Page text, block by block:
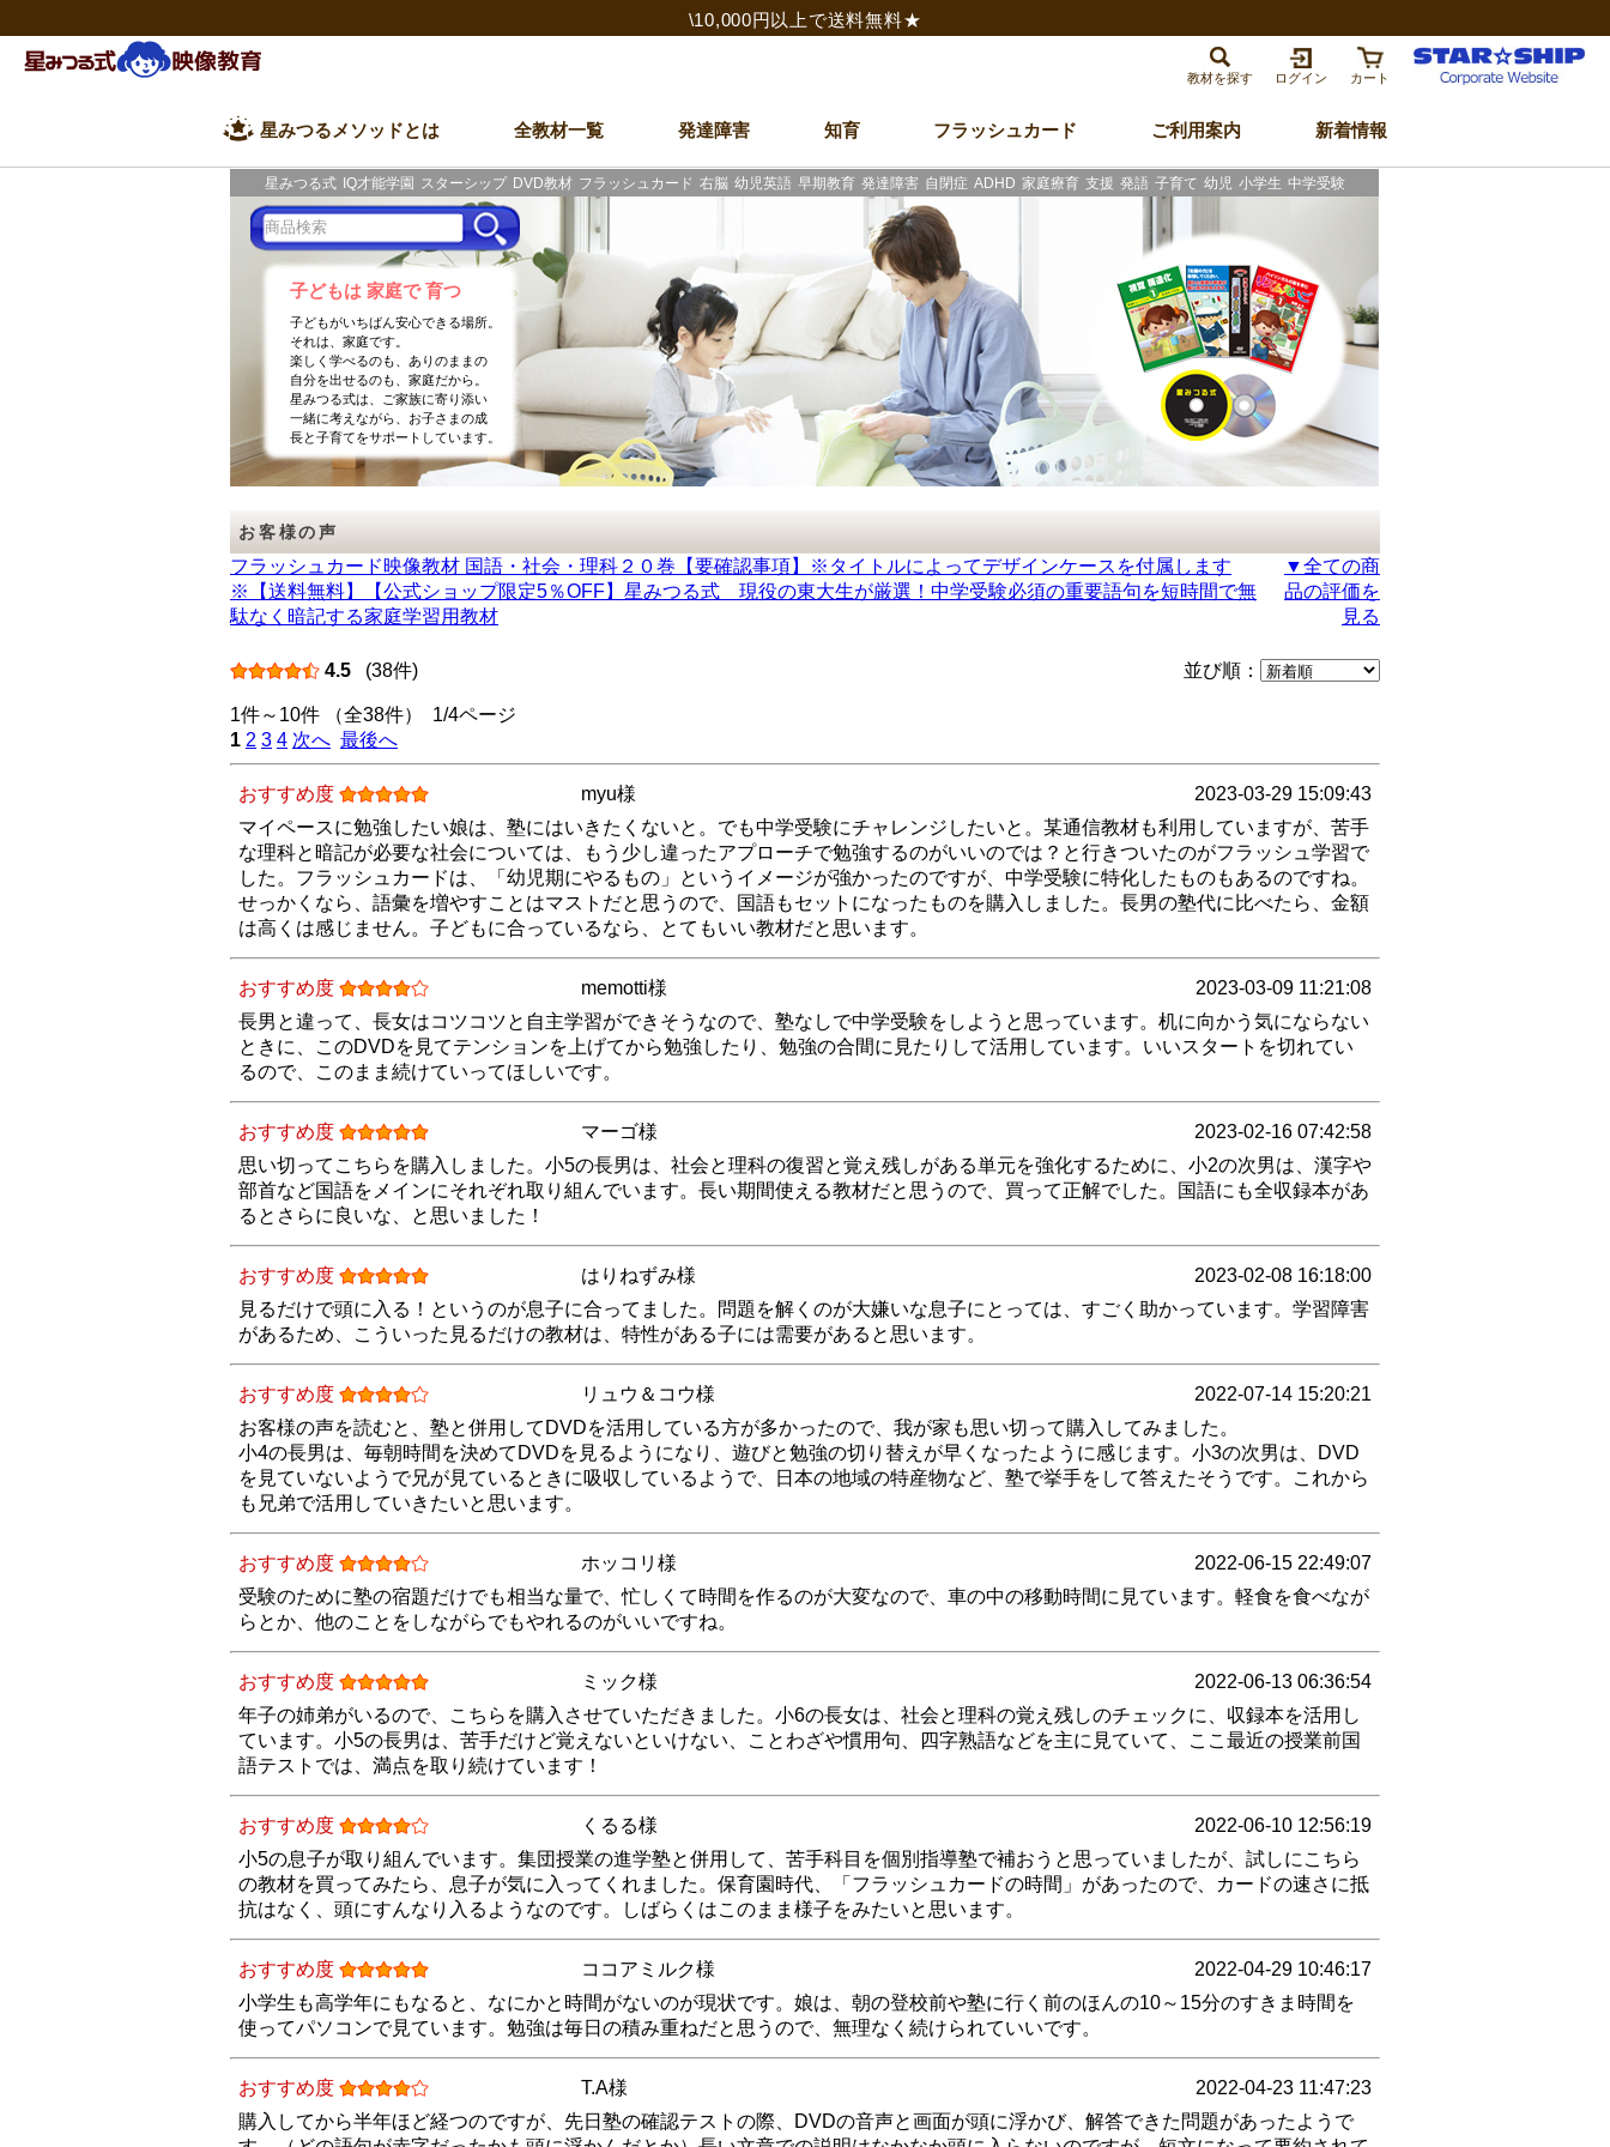
\10,000円以上で送料無料★
教材を探す ログイン カート
星みつるメソッドとは 全教材一覧 発達障害 知育 フラッシュカード ご利用案内 新着情報
星みつる式 IQ才能学園 スターシップ DVD教材 フラッシュカード 右脳 幼児英語 早期教育 発達障害 自閉症 ADHD 家庭療育 支援 発語 子育て 幼児 小学生 中学受験
子どもは 家庭で 育つ
子どもがいちばん安心できる場所。
それは、家庭です。
楽しく学べるのも、ありのままの
自分を出せるのも、家庭だから。
星みつる式は、ご家族に寄り添い
一緒に考えながら、お子さまの成
長と子育てをサポートしています。
お客様の声
フラッシュカード映像教材 国語・社会・理科２０巻【要確認事項】※タイトルによってデザインケースを付属します
※【送料無料】【公式ショップ限定5％OFF】星みつる式 現役の東大生が厳選！中学受験必須の重要語句を短時間で無
駄なく暗記する家庭学習用教材
▼全ての商
品の評価を
見る
4.5 (38件) 並び順：
1件～10件 （全38件） 1/4ページ
1 2 3 4 次へ 最後へ
おすすめ度 myu様
2023-03-29 15:09:43
マイペースに勉強したい娘は、塾にはいきたくないと。でも中学受験にチャレンジしたいと。某通信教材も利用していますが、苦手
な理科と暗記が必要な社会については、もう少し違ったアプローチで勉強するのがいいのでは？と行きついたのがフラッシュ学習で
した。フラッシュカードは、「幼児期にやるもの」というイメージが強かったのですが、中学受験に特化したものもあるのですね。
せっかくなら、語彙を増やすことはマストだと思うので、国語もセットになったものを購入しました。長男の塾代に比べたら、金額
は高くは感じません。子どもに合っているなら、とてもいい教材だと思います。
おすすめ度 memotti様
2023-03-09 11:21:08
長男と違って、長女はコツコツと自主学習ができそうなので、塾なしで中学受験をしようと思っています。机に向かう気にならない
ときに、このDVDを見てテンションを上げてから勉強したり、勉強の合間に見たりして活用しています。いいスタートを切れてい
るので、このまま続けていってほしいです。
おすすめ度 マーゴ様
2023-02-16 07:42:58
思い切ってこちらを購入しました。小5の長男は、社会と理科の復習と覚え残しがある単元を強化するために、小2の次男は、漢字や
部首など国語をメインにそれぞれ取り組んでいます。長い期間使える教材だと思うので、買って正解でした。国語にも全収録本があ
るとさらに良いな、と思いました！
おすすめ度 はりねずみ様
2023-02-08 16:18:00
見るだけで頭に入る！というのが息子に合ってました。問題を解くのが大嫌いな息子にとっては、すごく助かっています。学習障害
があるため、こういった見るだけの教材は、特性がある子には需要があると思います。
おすすめ度 リュウ＆コウ様
2022-07-14 15:20:21
お客様の声を読むと、塾と併用してDVDを活用している方が多かったので、我が家も思い切って購入してみました。
小4の長男は、毎朝時間を決めてDVDを見るようになり、遊びと勉強の切り替えが早くなったように感じます。小3の次男は、DVD
を見ていないようで兄が見ているときに吸収しているようで、日本の地域の特産物など、塾で挙手をして答えたそうです。これから
も兄弟で活用していきたいと思います。
おすすめ度 ホッコリ様
2022-06-15 22:49:07
受験のために塾の宿題だけでも相当な量で、忙しくて時間を作るのが大変なので、車の中の移動時間に見ています。軽食を食べなが
らとか、他のことをしながらでもやれるのがいいですね。
おすすめ度 ミック様
2022-06-13 06:36:54
年子の姉弟がいるので、こちらを購入させていただきました。小6の長女は、社会と理科の覚え残しのチェックに、収録本を活用し
ています。小5の長男は、苦手だけど覚えないといけない、ことわざや慣用句、四字熟語などを主に見ていて、ここ最近の授業前国
語テストでは、満点を取り続けています！
おすすめ度 くるる様
2022-06-10 12:56:19
小5の息子が取り組んでいます。集団授業の進学塾と併用して、苦手科目を個別指導塾で補おうと思っていましたが、試しにこちら
の教材を買ってみたら、息子が気に入ってくれました。保育園時代、「フラッシュカードの時間」があったので、カードの速さに抵
抗はなく、頭にすんなり入るようなのです。しばらくはこのまま様子をみたいと思います。
おすすめ度 ココアミルク様
2022-04-29 10:46:17
小学生も高学年にもなると、なにかと時間がないのが現状です。娘は、朝の登校前や塾に行く前のほんの10～15分のすきま時間を
使ってパソコンで見ています。勉強は毎日の積み重ねだと思うので、無理なく続けられていいです。
おすすめ度 T.A様
2022-04-23 11:47:23
購入してから半年ほど経つのですが、先日塾の確認テストの際、DVDの音声と画面が頭に浮かび、解答できた問題があったようで